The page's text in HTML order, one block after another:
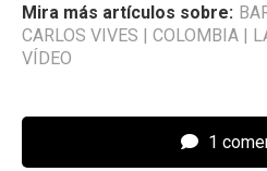
Mira más artículos sobre:
CARLOS VIVES | COLOMBIA |
VÍDEO
1